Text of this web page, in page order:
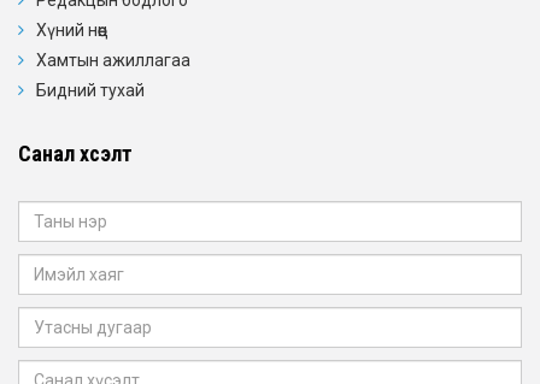
Хүний нөөц
Хамтын ажиллагаа
Бидний тухай
Санал хүсэлт